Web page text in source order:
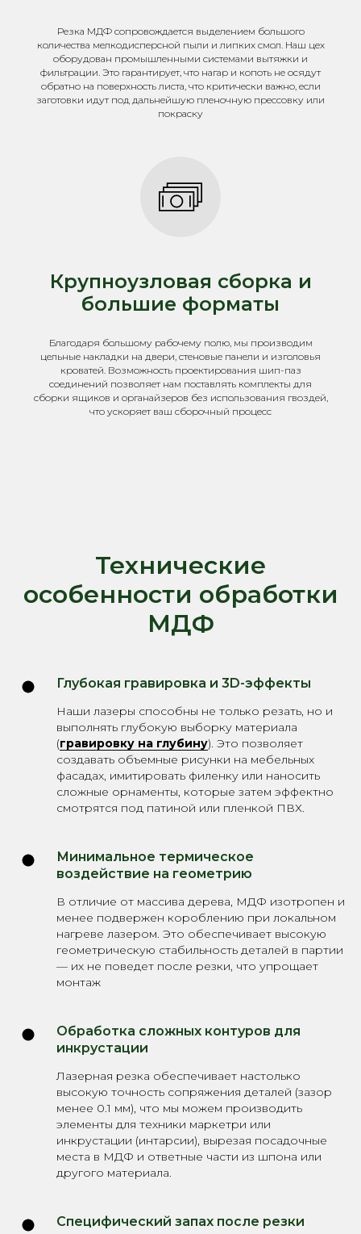
Резка МДФ сопровождается выделением большого
количества мелкодисперсной пыли и липких смол. Наш цех
оборудован промышленными системами вытяжки и
фильтрации. Это гарантирует, что нагар и копоть не осядут
обратно на поверхность листа, что критически важно, если
заготовки идут под дальнейшую пленочную прессовку или
покраску
Крупноузловая сборка и
большие форматы
Благодаря большому рабочему полю, мы производим
цельные накладки на двери, стеновые панели и изголовья
кроватей. Возможность проектирования шип-паз
соединений позволяет нам поставлять комплекты для
сборки ящиков и органайзеров без использования гвоздей,
что ускоряет ваш сборочный процесс
Технические
особенности обработки
МДФ
Глубокая гравировка и 3D-эффекты
Наши лазеры способны не только резать, но и
выполнять глубокую выборку материала
(гравировку на глубину). Это позволяет
создавать объемные рисунки на мебельных
фасадах, имитировать филенку или наносить
сложные орнаменты, которые затем эффектно
смотрятся под патиной или пленкой ПВХ.
Минимальное термическое
воздействие на геометрию
В отличие от массива дерева, МДФ изотропен и
менее подвержен короблению при локальном
нагреве лазером. Это обеспечивает высокую
геометрическую стабильность деталей в партии
— их не поведет после резки, что упрощает
монтаж
Обработка сложных контуров для
инкрустации
Лазерная резка обеспечивает настолько
высокую точность сопряжения деталей (зазор
менее 0.1 мм), что мы можем производить
элементы для техники маркетри или
инкрустации (интарсии), вырезая посадочные
места в МДФ и ответные части из шпона или
другого материала.
Специфический запах после резки